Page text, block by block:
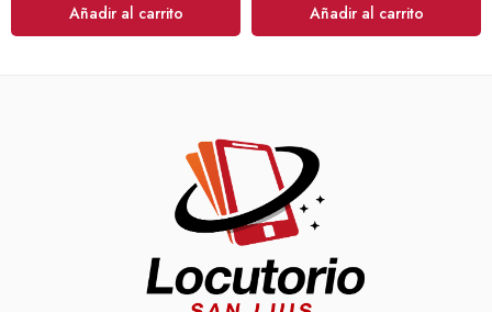
Añadir al carrito Añadir al carrito